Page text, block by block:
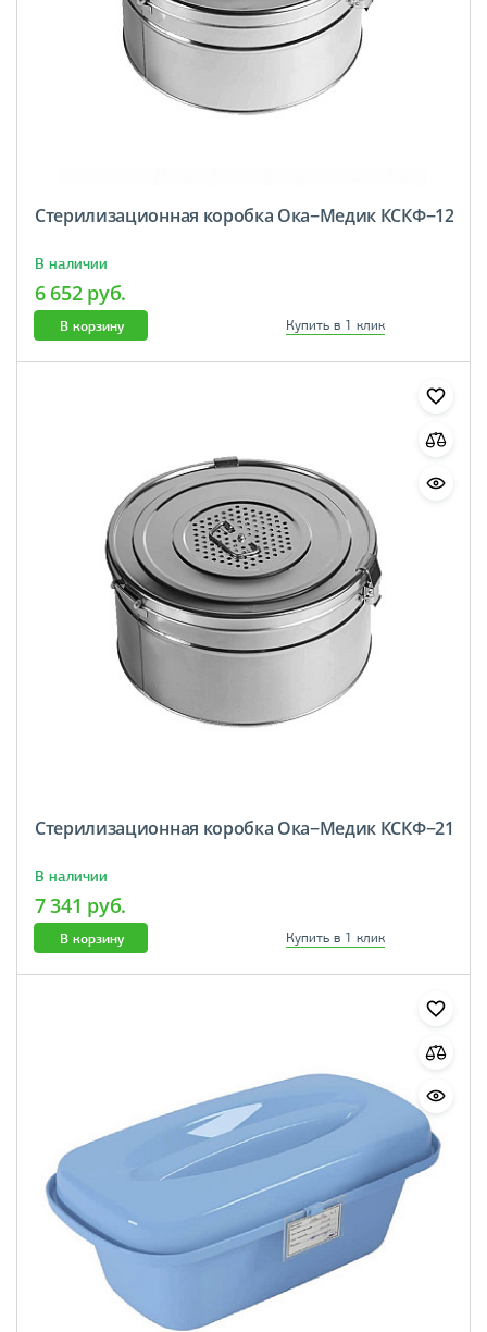
Стерилизационная коробка Ока−Медик КСКФ−12
В наличии
6 652 руб.
В корзину Купить в 1 клик
Стерилизационная коробка Ока−Медик КСКФ−21
В наличии
7 341 руб.
В корзину Купить в 1 клик